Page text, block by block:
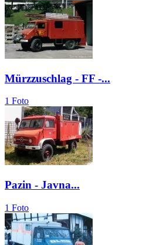
Mürzzuschlag - FF -...
1 Foto
Pazin - Javna...
1 Foto